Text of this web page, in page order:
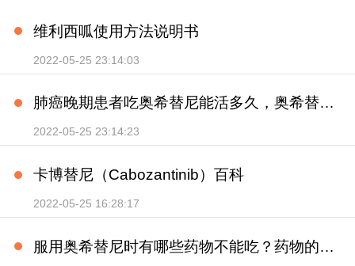
维利西呱使用方法说明书
2022-05-25 23:14:03
肺癌晚期患者吃奥希替尼能活多久，奥希替尼最多能吃几年？
2022-05-25 23:14:23
卡博替尼（Cabozantinib）百科
2022-05-25 16:28:17
服用奥希替尼时有哪些药物不能吃？药物的相互作用是什么？